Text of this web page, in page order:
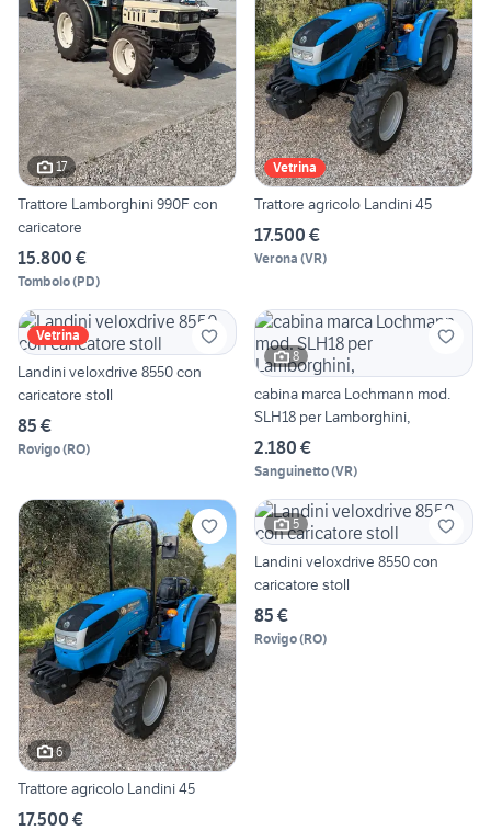
17
Trattore Lamborghini 990F con
caricatore
15.800 €
Tombolo(PD)
Vetrina
Trattore agricolo Landini 45
17.500 €
Verona (VR)
Vetrina
Landini veloxdrive 8550 con
caricatore stoll
85 €
Rovigo(RO)
8
cabina marca Lochmann mod.
SLH18 per Lamborghini,
2.180 €
Sanguinetto(VR)
6
Trattore agricolo Landini 45
17.500 €
5
Landini veloxdrive 8550 con
caricatore stoll
85 €
Rovigo(RO)